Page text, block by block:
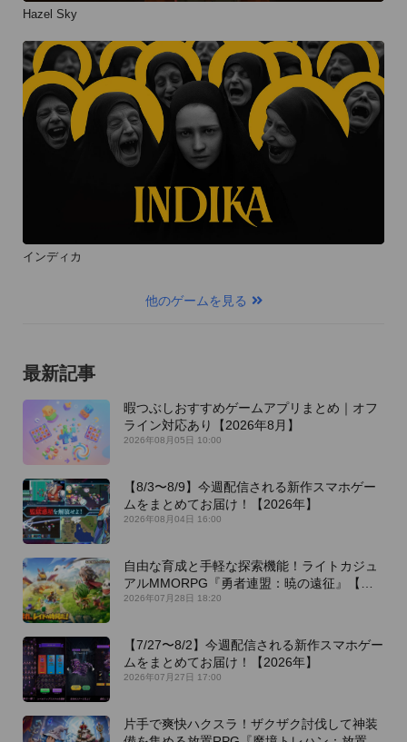
Hazel Sky
インディカ
他のゲームを見る
最新記事
暇つぶしおすすめゲームアプリまとめ｜オフ
ライン対応あり【2026年8月】
2026年08月05日 10:00
【8/3〜8/9】今週配信される新作スマホゲー
ムをまとめてお届け！【2026年】
2026年08月04日 16:00
自由な育成と手軽な探索機能！ライトカジュ
アルMMORPG『勇者連盟：暁の遠征』【最
新作PICKUP】
2026年07月28日 18:20
【7/27〜8/2】今週配信される新作スマホゲー
ムをまとめてお届け！【2026年】
2026年07月27日 17:00
片手で爽快ハクスラ！ザクザク討伐して神装